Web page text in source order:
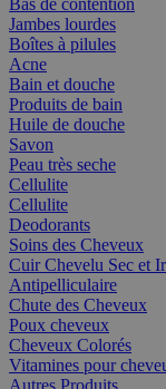
Bas de contention
Jambes lourdes
Boîtes à pilules
Acne
Bain et douche
Produits de bain
Huile de douche
Savon
Peau très seche
Cellulite
Cellulite
Deodorants
Soins des Cheveux
Cuir Chevelu Sec et
Antipelliculaire
Chute des Cheveux
Poux cheveux
Cheveux Colorés
Vitamines pour